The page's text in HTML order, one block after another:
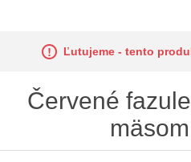
Ľutujeme - tento
Červené